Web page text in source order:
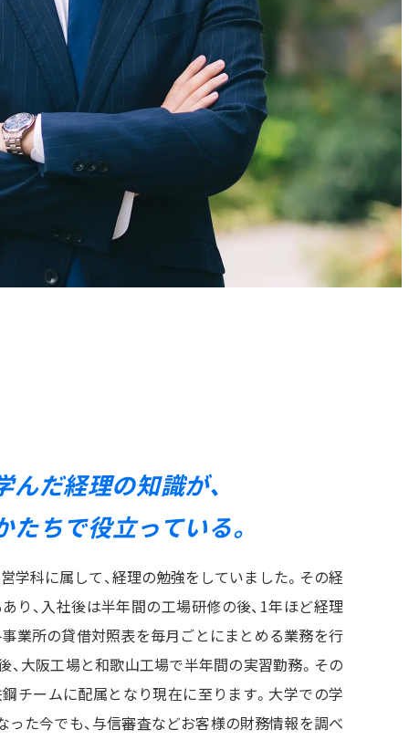
だ経理の知識が、
たちで役立っている。
学科に属して、経理の勉強をしていました。その経
り、入社後は半年間の工場研修の後、1年ほど経理
業所の貸借対照表を毎月ごとにまとめる業務を行
、大阪工場と和歌山工場で半年間の実習勤務。その
チームに配属となり現在に至ります。大学での学
った今でも、与信審査などお客様の財務情報を調べ